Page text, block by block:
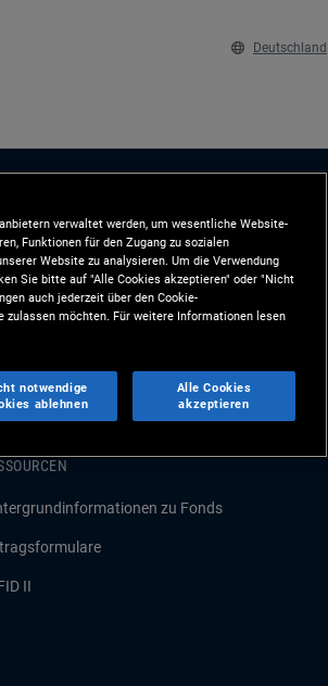
Deutschland
zu Fonds
II
verwaltet werden, um wesentliche Website-
Funktionen für den Zugang zu sozialen
Website zu analysieren. Um die Verwendung
Sie bitte auf "Alle Cookies akzeptieren" oder "Nicht
auch jederzeit über den Cookie-
zulassen möchten. Für weitere Informationen lesen
notwendige
ablehnen
Alle Cookies
akzeptieren